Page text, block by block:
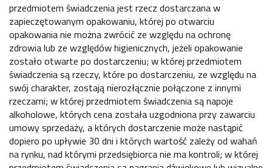
przedmiotem świadczenia jest rzecz dostarczana w
zapieczętowanym opakowaniu, której po otwarciu
opakowania nie można zwrócić ze względu na ochronę
zdrowia lub ze względów higienicznych, jeżeli opakowanie
zostało otwarte po dostarczeniu; w której przedmiotem
świadczenia są rzeczy, które po dostarczeniu, ze względu na
swój charakter, zostają nierozłącznie połączone z innymi
rzeczami; w której przedmiotem świadczenia są napoje
alkoholowe, których cena została uzgodniona przy zawarciu
umowy sprzedaży, a których dostarczenie może nastąpić
dopiero po upływie 30 dni i których wartość zależy od wahań
na rynku, nad którymi przedsiębiorca nie ma kontroli; w której